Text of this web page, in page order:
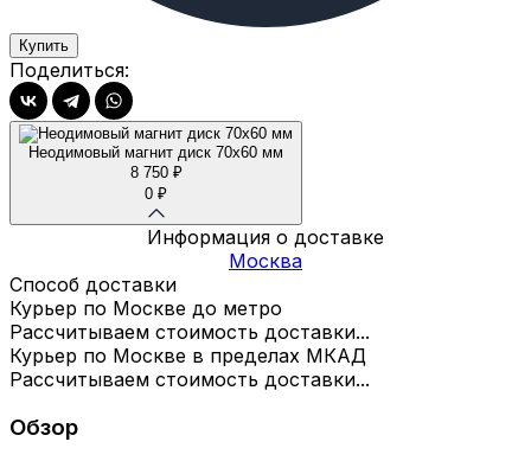
Купить
Поделиться:
Неодимовый магнит диск 70х60 мм
8 750 ₽
0 ₽
Информация о доставке
Москва
Способ доставки
Курьер по Москве до метро
Рассчитываем стоимость доставки...
Курьер по Москве в пределах МКАД
Рассчитываем стоимость доставки...
Обзор